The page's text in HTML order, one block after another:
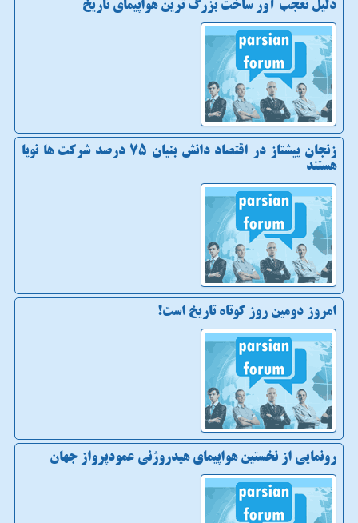
دلیل تعجب آور ساخت بزرگ ترین هواپیمای تاریخ
زنجان پیشتاز در اقتصاد دانش بنیان ۷۵ درصد شرکت ها نوپا
هستند
امروز دومین روز کوتاه تاریخ است!
رونمایی از نخستین هواپیمای هیدروژنی عمودپرواز جهان